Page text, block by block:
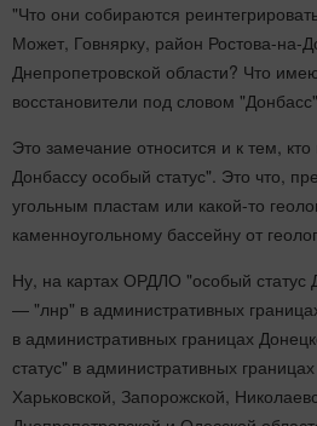
"Что они собираются
Может, Говнярку, район Ростова-на-
Днепропетровской области? Что
восстановители под словом
Это замечание относится и к тем, кто
Донбассу особый статус". Это что,
угольным пластам или какой-то
каменноугольному бассейну от
Ну, на картах ОРДЛО "особый статус
— "лнр" в административных
в административных границах
статус" в административных
Харьковской, Запорожской,